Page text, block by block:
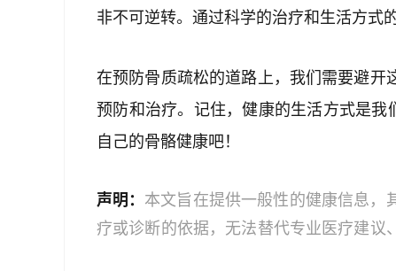
非不可逆转。通过科学的治疗和生活方式
在预防骨质疏松的道路上，我们需要避
预防和治疗。记住，健康的生活方式是我
自己的骨骼健康吧！
声明： 本文旨在提供一般性的健康信息，
疗或诊断的依据，无法替代专业医疗建议